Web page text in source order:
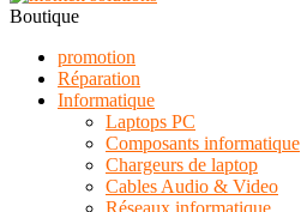
Boutique
promotion
Réparation
Informatique
Laptops PC
Composants informatique
Chargeurs de laptop
Cables Audio & Video